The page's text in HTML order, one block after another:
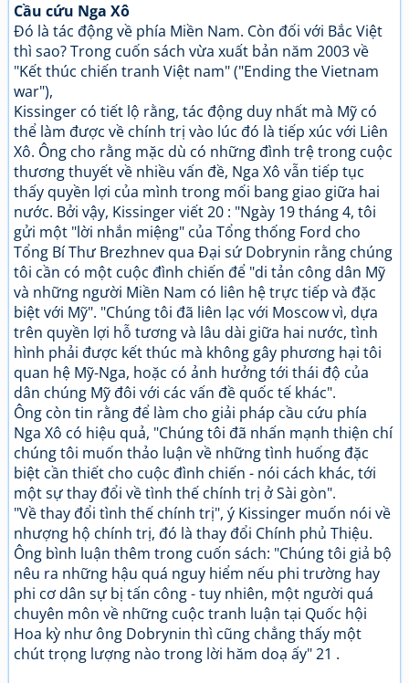
Cầu cứu Nga Xô
Đó là tác động về phía Miền Nam. Còn đối với Bắc Việt
thì sao? Trong cuốn sách vừa xuất bản năm 2003 về
"Kết thúc chiến tranh Việt nam" ("Ending the Vietnam
war"),
Kissinger có tiết lộ rằng, tác động duy nhất mà Mỹ có
thể làm được về chính trị vào lúc đó là tiếp xúc với Liên
Xô. Ông cho rằng mặc dù có những đình trệ trong cuộc
thương thuyết về nhiều vấn đề, Nga Xô vẫn tiếp tục
thấy quyền lợi của mình trong mối bang giao giữa hai
nước. Bởi vậy, Kissinger viết 20 : "Ngày 19 tháng 4, tôi
gửi một "lời nhắn miệng" của Tổng thống Ford cho
Tổng Bí Thư Brezhnev qua Đại sứ Dobrynin rằng chúng
tôi cần có một cuộc đình chiến để "di tản công dân Mỹ
và những người Miền Nam có liên hệ trực tiếp và đặc
biệt với Mỹ". "Chúng tôi đã liên lạc với Moscow vì, dựa
trên quyền lợi hỗ tương và lâu dài giữa hai nước, tình
hình phải được kết thúc mà không gây phương hại tôi
quan hệ Mỹ-Nga, hoặc có ảnh hưởng tới thái độ của
dân chúng Mỹ đôi với các vấn đề quốc tế khác".
Ông còn tin rằng để làm cho giải pháp cầu cứu phía
Nga Xô có hiệu quả, "Chúng tôi đã nhấn mạnh thiện chí
chúng tôi muốn thảo luận về những tình huống đặc
biệt cần thiết cho cuộc đình chiến - nói cách khác, tới
một sự thay đổi về tình thế chính trị ở Sài gòn".
"Về thay đổi tình thế chính trị", ý Kissinger muốn nói về
nhượng hộ chính trị, đó là thay đổi Chính phủ Thiệu.
Ông bình luận thêm trong cuốn sách: "Chúng tôi giả bộ
nêu ra những hậu quá nguy hiểm nếu phi trường hay
phi cơ dân sự bị tấn công - tuy nhiên, một người quá
chuyên môn về những cuộc tranh luận tại Quốc hội
Hoa kỳ như ông Dobrynin thì cũng chẳng thấy một
chút trọng lượng nào trong lời hăm doạ ấy" 21 .